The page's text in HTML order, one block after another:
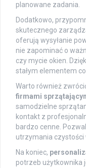
planowane zadania.
Dodatkowo,
skutecznego
oferują wysyłanie
nie zapominać o
czy mycie okien.
stałym elementem
Warto również
firmami
samodzielne
kontakt z
bardzo cenne.
utrzymania czystości
Na koniec,
potrzeb użytkownika